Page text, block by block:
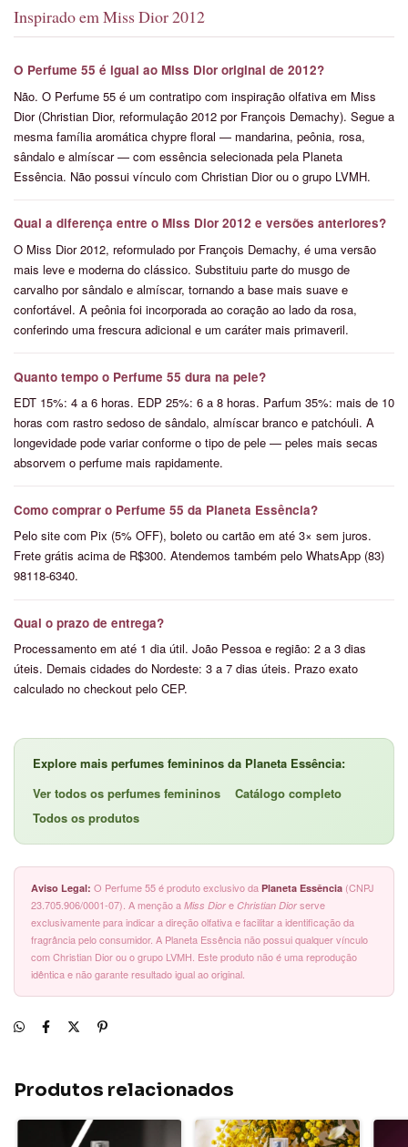
Inspirado em Miss Dior 2012
O Perfume 55 é igual ao Miss Dior original de 2012?
Não. O Perfume 55 é um contratipo com inspiração olfativa em Miss
Dior (Christian Dior, reformulação 2012 por François Demachy). Segue a
mesma família aromática chypre floral — mandarina, peônia, rosa,
sândalo e almíscar — com essência selecionada pela Planeta
Essência. Não possui vínculo com Christian Dior ou o grupo LVMH.
Qual a diferença entre o Miss Dior 2012 e versões anteriores?
O Miss Dior 2012, reformulado por François Demachy, é uma versão
mais leve e moderna do clássico. Substituiu parte do musgo de
carvalho por sândalo e almíscar, tornando a base mais suave e
confortável. A peônia foi incorporada ao coração ao lado da rosa,
conferindo uma frescura adicional e um caráter mais primaveril.
Quanto tempo o Perfume 55 dura na pele?
EDT 15%: 4 a 6 horas. EDP 25%: 6 a 8 horas. Parfum 35%: mais de 10
horas com rastro sedoso de sândalo, almíscar branco e patchóuli. A
longevidade pode variar conforme o tipo de pele — peles mais secas
absorvem o perfume mais rapidamente.
Como comprar o Perfume 55 da Planeta Essência?
Pelo site com Pix (5% OFF), boleto ou cartão em até 3× sem juros.
Frete grátis acima de R$300. Atendemos também pelo WhatsApp (83)
98118-6340.
Qual o prazo de entrega?
Processamento em até 1 dia útil. João Pessoa e região: 2 a 3 dias
úteis. Demais cidades do Nordeste: 3 a 7 dias úteis. Prazo exato
calculado no checkout pelo CEP.
Explore mais perfumes femininos da Planeta Essência:
Ver todos os perfumes femininos
Catálogo completo
Todos os produtos
Aviso Legal: O Perfume 55 é produto exclusivo da Planeta Essência(CNPJ
23.705.906/0001-07). A menção a Miss Diore Christian Diorserve
exclusivamente para indicar a direção olfativa e facilitar a identificação da
fragrância pelo consumidor. A Planeta Essência não possui qualquer vínculo
com Christian Dior ou o grupo LVMH. Este produto não é uma reprodução
idêntica e não garante resultado igual ao original.
Produtos relacionados